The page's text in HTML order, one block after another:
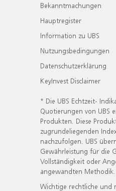
Bekanntmachungen
Hauptregister
Information zu UBS
Nutzungsbedingungen
Datenschutzerklärung
KeyInvest Disclaimer
* Die UBS Echtzeit-
Quotierungen von UBS
Produkten. Diese
zugrundeliegenden
nachzufolgen. UBS
Gewährleistung für die
Vollständigkeit oder
angewandten Methodik.
Wichtige rechtliche und